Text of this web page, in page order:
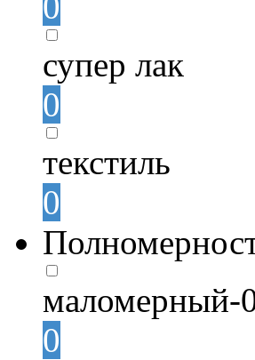
супер лак
0
текстиль
0
маломерный-
0